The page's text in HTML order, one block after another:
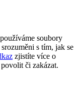
soubory
s tím, jak se
zjistíte více o
či zakázat.